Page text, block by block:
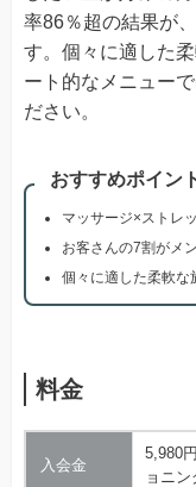
率86％超の結果が
す。個々に適した
ート的なメニュー
ださい。
おすすめポイン
マッサージ×ストレ
お客さんの7割がメ
個々に適した柔軟な
料金
入会金
5,980
ョニン